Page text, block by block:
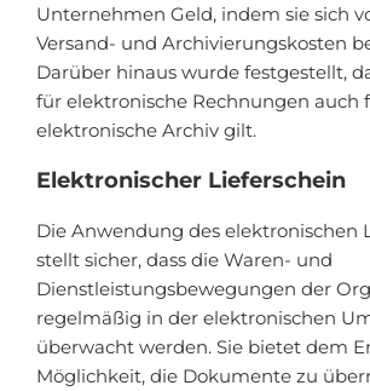
Unternehmen Geld, indem sie sich
Versand- und Archivierungskosten
Darüber hinaus wurde festgestellt,
für elektronische Rechnungen auch
elektronische Archiv gilt.
Elektronischer Lieferschein
Die Anwendung des elektronischen
stellt sicher, dass die Waren- und
Dienstleistungsbewegungen der
regelmäßig in der elektronischen
überwacht werden. Sie bietet dem
Möglichkeit, die Dokumente zu